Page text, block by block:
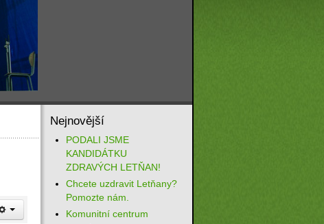
Nejnovější
PODALI JSME
KANDIDÁTKU
ZDRAVÝCH LETŇAN!
Chcete uzdravit Letňany?
Pomozte nám.
Komunitní centrum